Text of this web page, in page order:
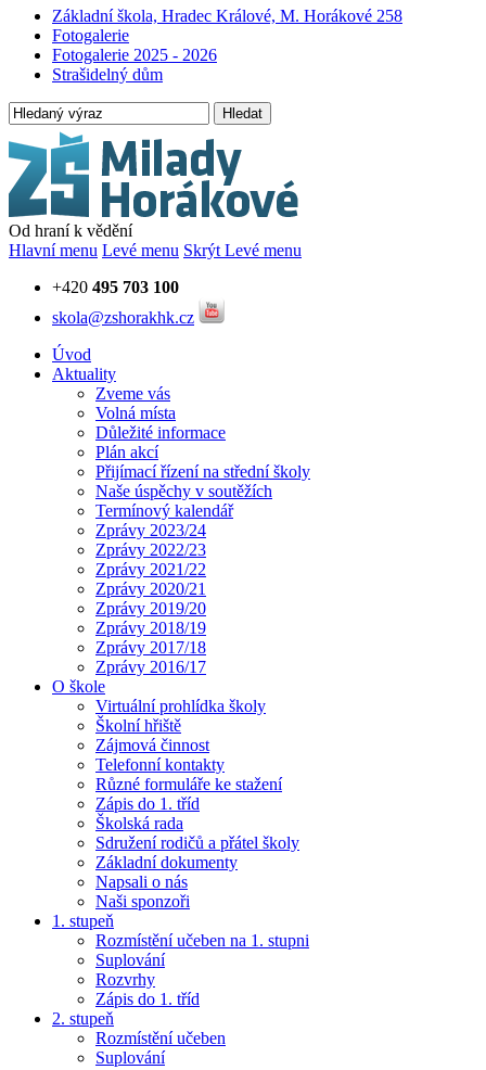
Základní škola, Hradec Králové, M. Horákové 258
Fotogalerie
Fotogalerie 2025 - 2026
Strašidelný dům
Hledat
Od hraní k vědění
Hlavní menu Levé menu Skrýt Levé menu
+420 495 703 100
skola@zshorakhk.cz
Úvod
Aktuality
Zveme vás
Volná místa
Důležité informace
Plán akcí
Přijímací řízení na střední školy
Naše úspěchy v soutěžích
Termínový kalendář
Zprávy 2023/24
Zprávy 2022/23
Zprávy 2021/22
Zprávy 2020/21
Zprávy 2019/20
Zprávy 2018/19
Zprávy 2017/18
Zprávy 2016/17
O škole
Virtuální prohlídka školy
Školní hřiště
Zájmová činnost
Telefonní kontakty
Různé formuláře ke stažení
Zápis do 1. tříd
Školská rada
Sdružení rodičů a přátel školy
Základní dokumenty
Napsali o nás
Naši sponzoři
1. stupeň
Rozmístění učeben na 1. stupni
Suplování
Rozvrhy
Zápis do 1. tříd
2. stupeň
Rozmístění učeben
Suplování